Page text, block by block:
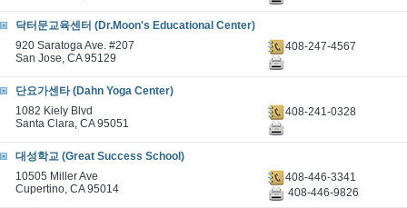
닥터문교육센터 (Dr.Moon's Educational Center)
920 Saratoga Ave. #207
San Jose, CA 95129
408-247-4567
단요가센타 (Dahn Yoga Center)
1082 Kiely Blvd
Santa Clara, CA 95051
408-241-0328
대성학교 (Great Success School)
10505 Miller Ave
Cupertino, CA 95014
408-446-3341
408-446-9826